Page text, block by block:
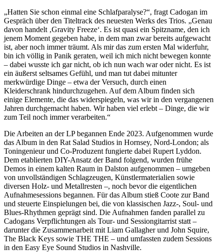
„Hatten Sie schon einmal eine Schlafparalyse?“, fragt Cadogan im
Gespräch über den Titeltrack des neuesten Werks des Trios. „Genau
davon handelt ‚Gravity Freeze‘. Es ist quasi ein Spitzname, den ich
jenem Moment gegeben habe, in dem man zwar bereits aufgewacht
ist, aber noch immer träumt. Als mir das zum ersten Mal widerfuhr,
bin ich völlig in Panik geraten, weil ich mich nicht bewegen konnte
– dabei wusste ich gar nicht, ob ich nun wach war oder nicht. Es ist
ein äußerst seltsames Gefühl, und man tut dabei mitunter
merkwürdige Dinge – etwa der Versuch, durch einen
Kleiderschrank hindurchzugehen. Auf dem Album finden sich
einige Elemente, die das widerspiegeln, was wir in den vergangenen
Jahren durchgemacht haben. Wir haben viel erlebt – Dinge, die wir
zum Teil noch immer verarbeiten.“
Die Arbeiten an der LP begannen Ende 2023. Aufgenommen wurde
das Album in den Rat Salad Studios in Hornsey, Nord-London; als
Toningenieur und Co-Produzent fungierte dabei Rupert Lyddon.
Dem etablierten DIY-Ansatz der Band folgend, wurden frühe
Demos in einem kalten Raum in Dalston aufgenommen – umgeben
von unvollständigen Schlagzeugen, Künstlermaterialien sowie
diversen Holz- und Metallresten –, noch bevor die eigentlichen
Aufnahmesessions begannen. Für das Album stieß Coote zur Band
und steuerte Einspielungen bei, die von klassischen Jazz-, Soul- und
Blues-Rhythmen geprägt sind. Die Aufnahmen fanden parallel zu
Cadogans Verpflichtungen als Tour- und Sessiongitarrist statt –
darunter die Zusammenarbeit mit Liam Gallagher und John Squire,
The Black Keys sowie THE THE – und umfassten zudem Sessions
in den Easy Eye Sound Studios in Nashville.